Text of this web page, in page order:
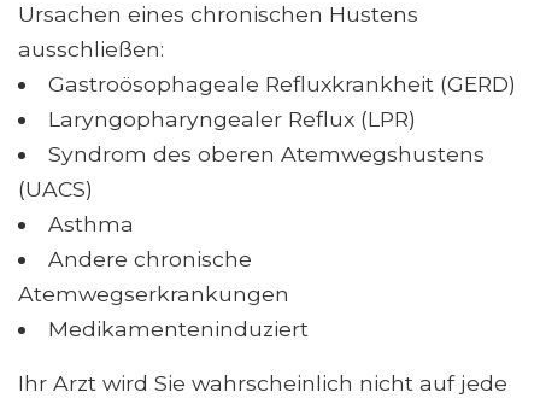
Ursachen eines chronischen Hustens
ausschließen:
Gastroösophageale Refluxkrankheit (GERD)
Laryngopharyngealer Reflux (LPR)
Syndrom des oberen Atemwegshustens
(UACS)
Asthma
Andere chronische
Atemwegserkrankungen
Medikamenteninduziert
Ihr Arzt wird Sie wahrscheinlich nicht auf jede